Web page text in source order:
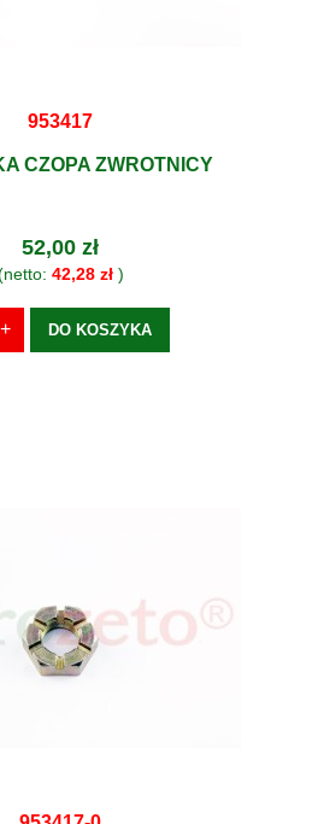
953417
CZOPA ZWROTNICY
52,00 zł
42,28 zł)
DO KOSZYKA